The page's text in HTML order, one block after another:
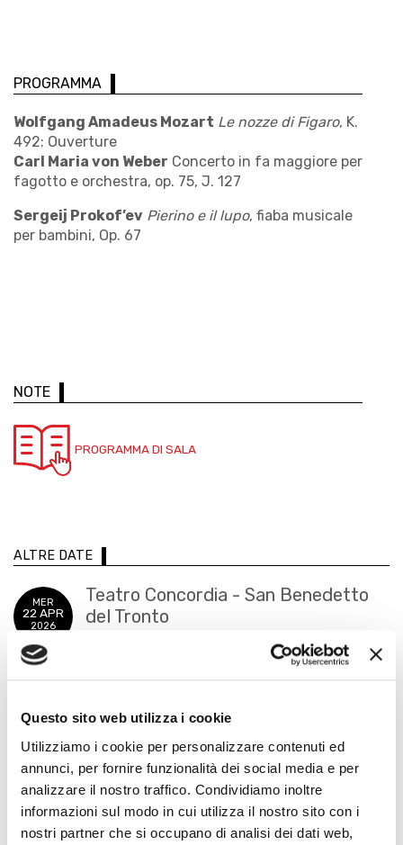
Questo sito web utilizza i cookie
Utilizziamo i cookie per personalizzare contenuti ed
annunci, per fornire funzionalità dei social media e per
analizzare il nostro traffico. Condividiamo inoltre
informazioni sul modo in cui utilizza il nostro sito con i
nostri partner che si occupano di analisi dei dati web,
PROGRAMMA
Wolfgang Amadeus Mozart Le nozze di Figaro, K.
492: Ouverture
Carl Maria von Weber Concerto in fa maggiore per
fagotto e orchestra, op. 75, J. 127
Sergeij Prokof’ev Pierino e il lupo, fiaba musicale
per bambini, Op. 67
NOTE
PROGRAMMA DI SALA
ALTRE DATE
MER
22 APR
2026
Teatro Concordia - San Benedetto
del Tronto
2026
Urbino
INTERPRETI